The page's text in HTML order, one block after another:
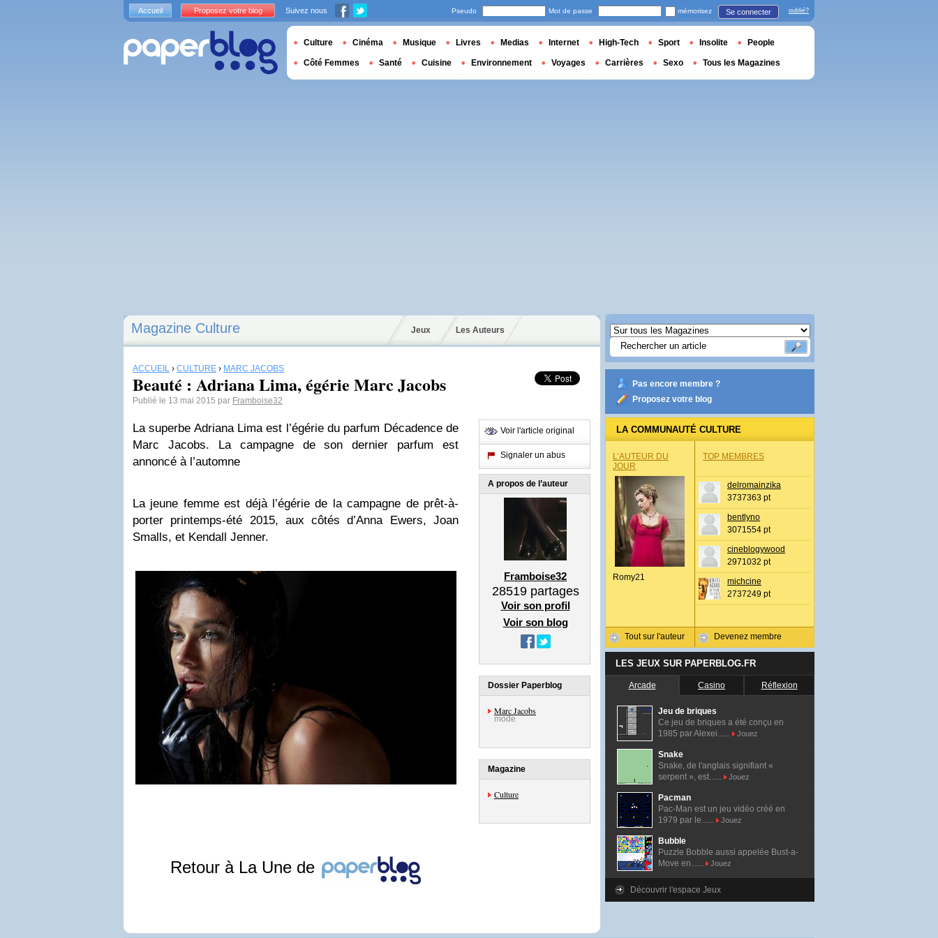
Magazine Culture Jeux Les Auteurs
ACCUEIL › CULTURE › MARC JACOBS
Beauté : Adriana Lima, égérie Marc Jacobs
Publié le 13 mai 2015 par Framboise32
La superbe Adriana Lima est l’égérie du parfum Décadence de
Marc Jacobs. La campagne de son dernier parfum est
annoncé à l’automne
La jeune femme est déjà l’égérie de la campagne de prêt-à-
porter printemps-été 2015, aux côtés d’Anna Ewers, Joan
Smalls, et Kendall Jenner.
Retour à La Une de
Voir l'article original
Signaler un abus
A propos de l’auteur
Framboise32
28519partages
Voir son profil
Voir son blog
Dossier Paperblog
Marc Jacobs
mode
Magazine
Culture
Pas encore membre ?
Proposez votre blog
LA COMMUNAUTÉ CULTURE
L’AUTEUR DU
JOUR
Romy21
Tout sur l'auteur
TOP MEMBRES
delromainzika
3737363 pt
bentlyno
3071554 pt
cineblogywood
2971032 pt
michcine
2737249 pt
Devenez membre
LES JEUX SUR PAPERBLOG.FR
Arcade Casino Réflexion
Jeu de briques
Ce jeu de briques a été conçu en
1985 par Alexei......
Jouez
Snake
Snake, de l'anglais signifiant «
serpent », est......
Jouez
Pacman
Pac-Man est un jeu vidéo créé en
1979 par le......
Jouez
Bubble
Puzzle Bobble aussi appelée Bust-a-
Move en......
Jouez
Découvrir l'espace Jeux
Accueil Proposez votre blog Suivez nous Pseudo Mot de passe mémorisez Se connecter oublié?
Culture Cinéma Musique Livres Medias Internet High-Tech Sport Insolite People
Côté Femmes Santé Cuisine Environnement Voyages Carrières Sexo Tous les Magazines